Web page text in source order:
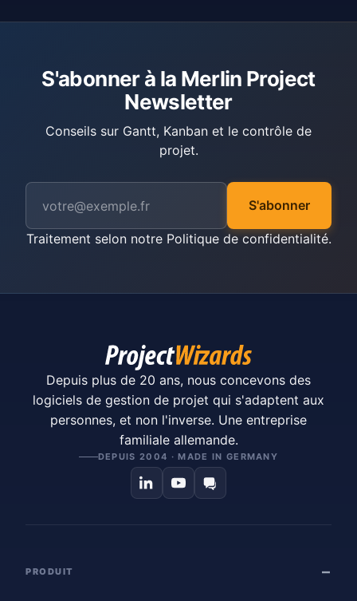
S'abonner à la Merlin Project
Newsletter
Conseils sur Gantt, Kanban et le contrôle de
projet.
S'abonner
Traitement selon notre Politique de confidentialité.
Depuis plus de 20 ans, nous concevons des
logiciels de gestion de projet qui s'adaptent aux
personnes, et non l'inverse. Une entreprise
familiale allemande.
DEPUIS 2004 · MADE IN GERMANY
PRODUIT